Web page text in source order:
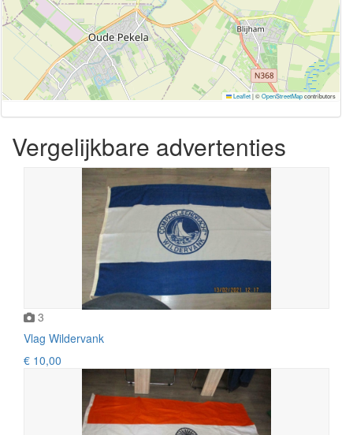
Leaflet|©OpenStreetMapcontributors
Vergelijkbare advertenties
3
Vlag Wildervank
€ 10,00